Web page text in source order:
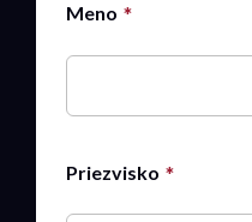
Meno
Priezvisko